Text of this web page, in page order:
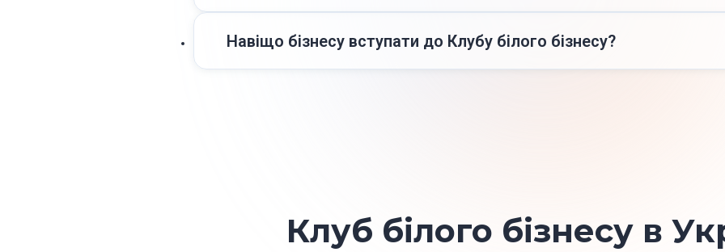
До Клубу можуть потрапити юридичні особи й ФОПи, якщо вони не мають
чи штрафів, подають звітність вчасно, не мають порушень податкового/митного
відповідають критеріям рівня податкових платежів і зарплат.
Навіщо бізнесу вступати до Клубу білого бізнесу?
Членство — це інструмент підтвердження прозорості та стабільності бізнесу
Клуб білого бізнесу в